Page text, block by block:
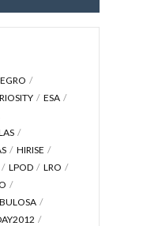
ESA
HIRISE
LPOD
LRO